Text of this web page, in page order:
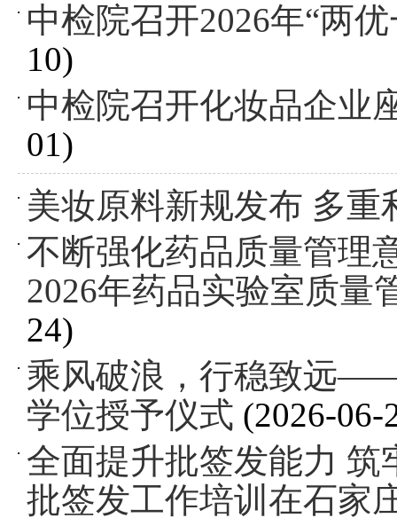
中检院召开2026年“两
10)
中检院召开化妆品企业
01)
美妆原料新规发布 多
不断强化药品质量管
2026年药品实验室质
24)
乘风破浪，行稳致远
学位授予仪式 (2026-06-
全面提升批签发能力
批签发工作培训在石家